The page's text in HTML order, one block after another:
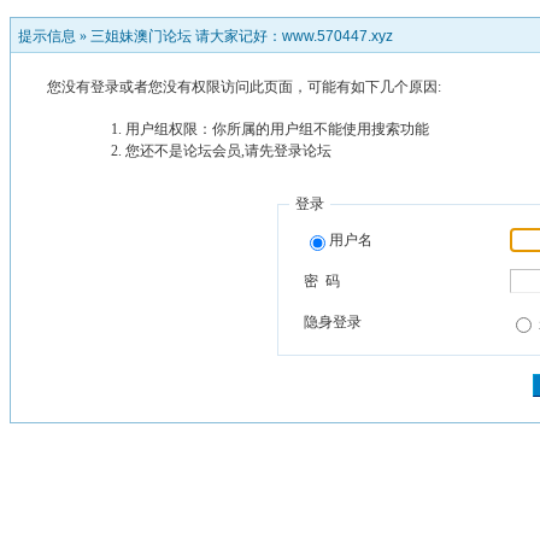
提示信息 » 三姐妹澳门论坛 请大家记好：www.570447.xyz
您没有登录或者您没有权限访问此页面，可能有如下几个原因:
用户组权限：你所属的用户组不能使用搜索功能
您还不是论坛会员,请先登录论坛
登录
用户名
密 码
隐身登录